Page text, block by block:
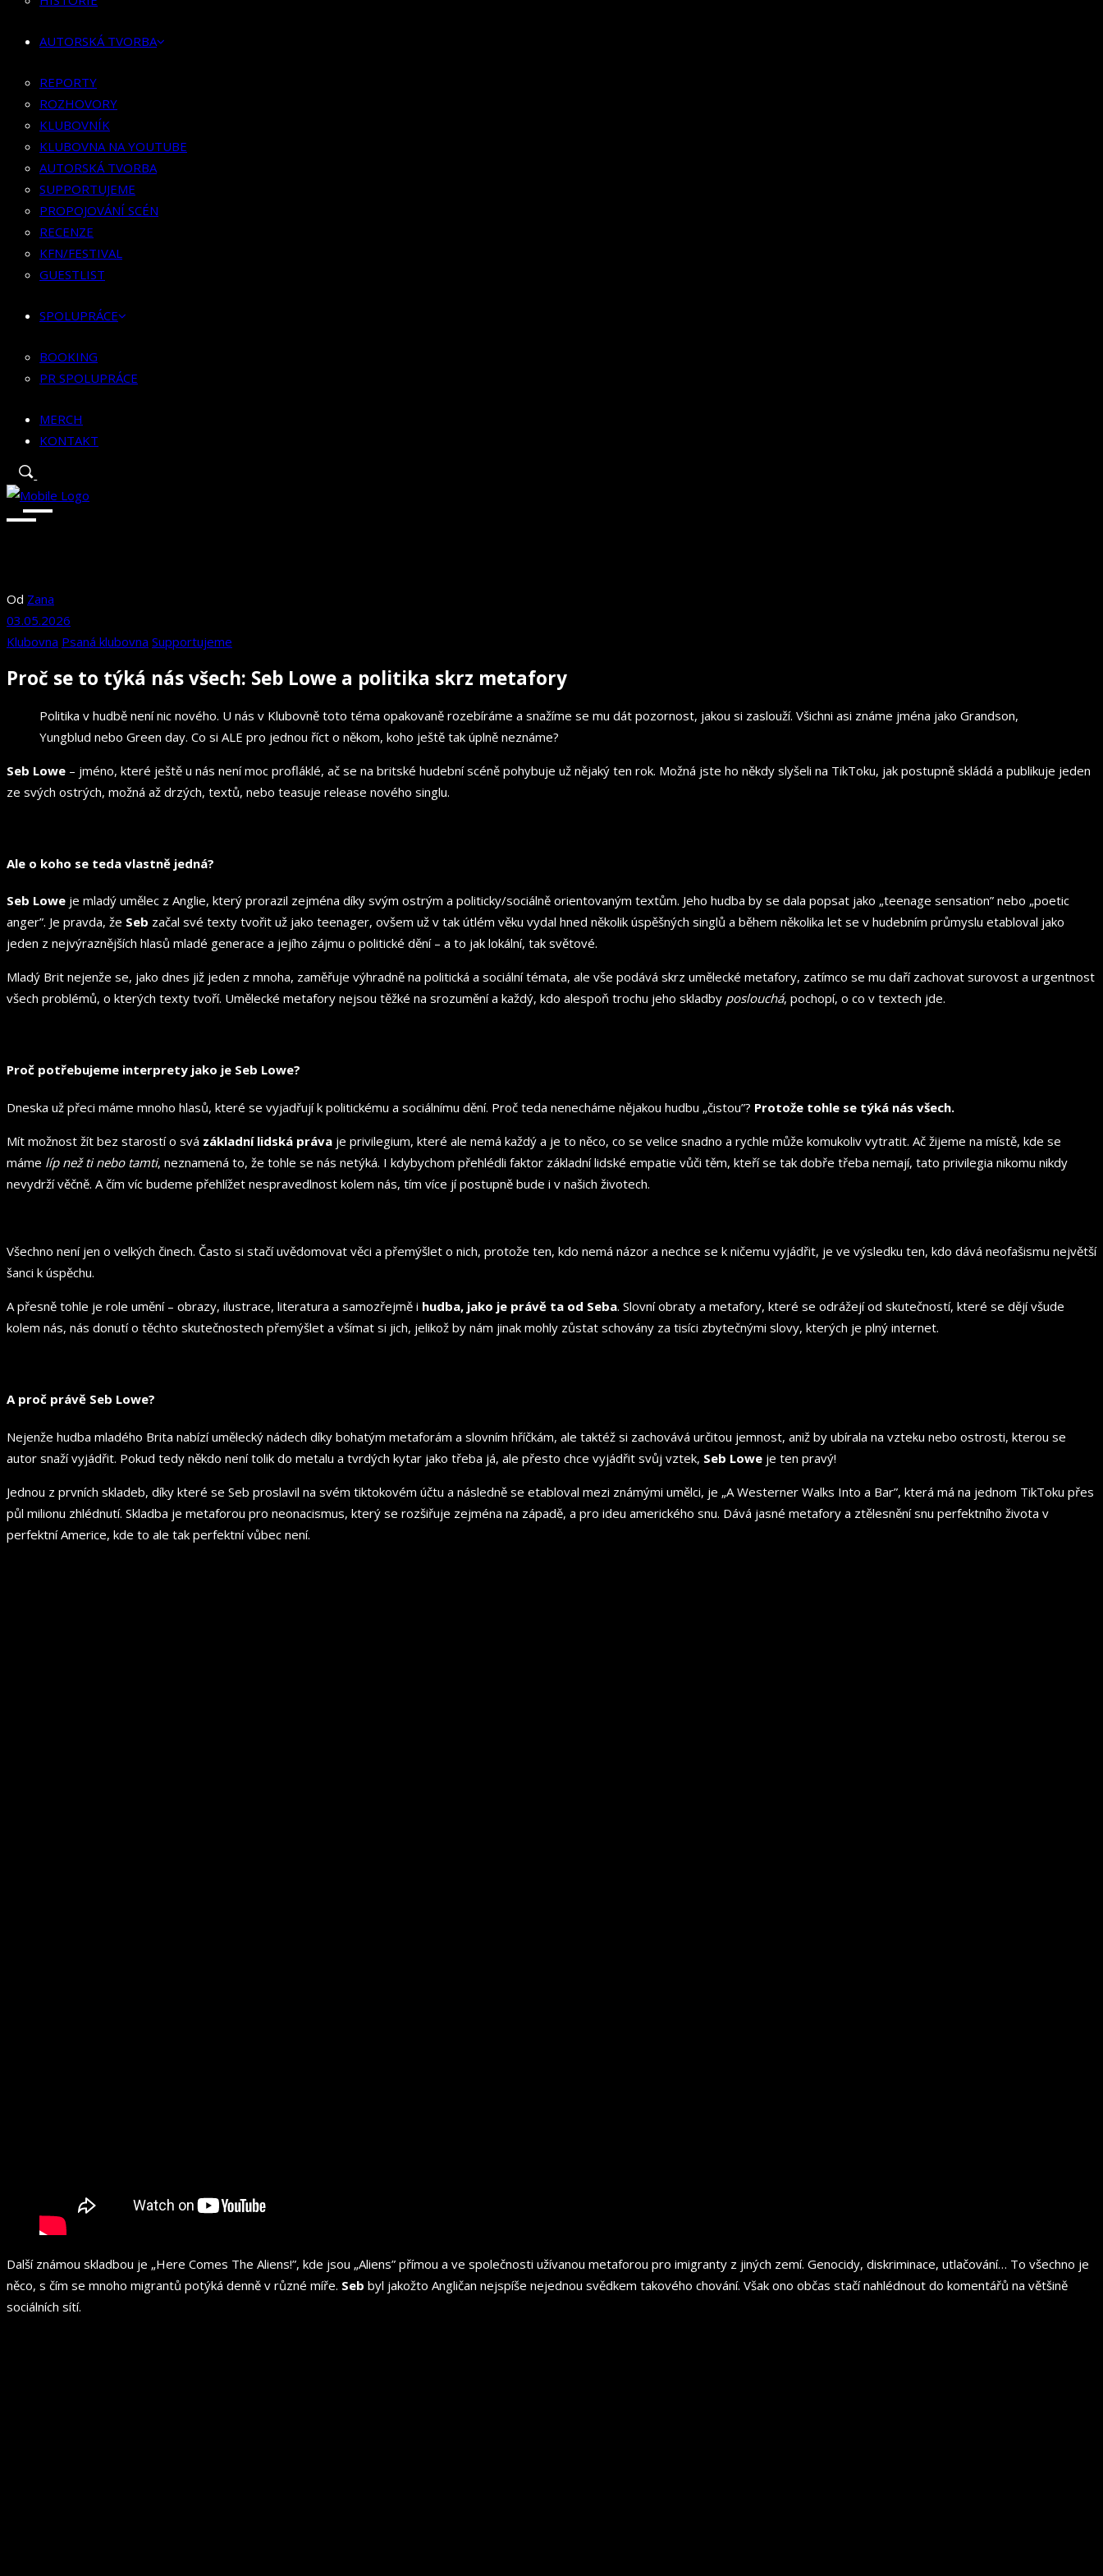
KLUBOVNA NA YOUTUBE
SUPPORTUJEME
PROPOJOVÁNÍ SCÉN
RECENZE
KFN/FESTIVAL
GUESTLIST
SPOLUPRÁCE
BOOKING
PR SPOLUPRÁCE
MERCH
AUTORSKÁ TVORBA
REPORTY
ROZHOVORY
KLUBOVNÍK
KLUBOVNA NA YOUTUBE
AUTORSKÁ TVORBA
SUPPORTUJEME
PROPOJOVÁNÍ SCÉN
RECENZE
KFN/FESTIVAL
GUESTLIST
SPOLUPRÁCE
BOOKING
PR SPOLUPRÁCE
MERCH
KONTAKT
Od Zana
03.05.2026
Klubovna Psaná klubovna Supportujeme
Proč se to týká nás všech: Seb Lowe a politika skrz metafory
Politika v hudbě není nic nového. U nás v Klubovně toto téma opakovaně rozebíráme a snažíme se mu dát pozornost, jakou si zaslouží. Všichni asi známe jména jako Grandson,
Yungblud nebo Green day. Co si ALE pro jednou říct o někom, koho ještě tak úplně neznáme?
Seb Lowe – jméno, které ještě u nás není moc profláklé, ač se na britské hudební scéně pohybuje už nějaký ten rok. Možná jste ho někdy slyšeli na TikToku, jak postupně skládá a publikuje jeden
ze svých ostrých, možná až drzých, textů, nebo teasuje release nového singlu.
Ale o koho se teda vlastně jedná?
Seb Lowe je mladý umělec z Anglie, který prorazil zejména díky svým ostrým a politicky/sociálně orientovaným textům. Jeho hudba by se dala popsat jako „teenage sensation” nebo „poetic
anger”. Je pravda, že Seb začal své texty tvořit už jako teenager, ovšem už v tak útlém věku vydal hned několik úspěšných singlů a během několika let se v hudebním průmyslu etabloval jako
jeden z nejvýraznějších hlasů mladé generace a jejího zájmu o politické dění – a to jak lokální, tak světové.
Mladý Brit nejenže se, jako dnes již jeden z mnoha, zaměřuje výhradně na politická a sociální témata, ale vše podává skrz umělecké metafory, zatímco se mu daří zachovat surovost a urgentnost
všech problémů, o kterých texty tvoří. Umělecké metafory nejsou těžké na srozumění a každý, kdo alespoň trochu jeho skladby poslouchá, pochopí, o co v textech jde.
Proč potřebujeme interprety jako je Seb Lowe?
Dneska už přeci máme mnoho hlasů, které se vyjadřují k politickému a sociálnímu dění. Proč teda nenecháme nějakou hudbu „čistou”? Protože tohle se týká nás všech.
Mít možnost žít bez starostí o svá základní lidská práva je privilegium, které ale nemá každý a je to něco, co se velice snadno a rychle může komukoliv vytratit. Ač žijeme na místě, kde se
máme líp než ti nebo tamti, neznamená to, že tohle se nás netýká. I kdybychom přehlédli faktor základní lidské empatie vůči těm, kteří se tak dobře třeba nemají, tato privilegia nikomu nikdy
nevydrží věčně. A čím víc budeme přehlížet nespravedlnost kolem nás, tím více jí postupně bude i v našich životech.
Všechno není jen o velkých činech. Často si stačí uvědomovat věci a přemýšlet o nich, protože ten, kdo nemá názor a nechce se k ničemu vyjádřit, je ve výsledku ten, kdo dává neofašismu největší
šanci k úspěchu.
A přesně tohle je role umění – obrazy, ilustrace, literatura a samozřejmě i hudba, jako je právě ta od Seba. Slovní obraty a metafory, které se odrážejí od skutečností, které se dějí všude
kolem nás, nás donutí o těchto skutečnostech přemýšlet a všímat si jich, jelikož by nám jinak mohly zůstat schovány za tisíci zbytečnými slovy, kterých je plný internet.
A proč právě Seb Lowe?
Nejenže hudba mladého Brita nabízí umělecký nádech díky bohatým metaforám a slovním hříčkám, ale taktéž si zachovává určitou jemnost, aniž by ubírala na vzteku nebo ostrosti, kterou se
autor snaží vyjádřit. Pokud tedy někdo není tolik do metalu a tvrdých kytar jako třeba já, ale přesto chce vyjádřit svůj vztek, Seb Lowe je ten pravý!
Jednou z prvních skladeb, díky které se Seb proslavil na svém tiktokovém účtu a následně se etabloval mezi známými umělci, je „A Westerner Walks Into a Bar”, která má na jednom TikToku přes
půl milionu zhlédnutí. Skladba je metaforou pro neonacismus, který se rozšiřuje zejména na západě, a pro ideu amerického snu. Dává jasné metafory a ztělesnění snu perfektního života v
perfektní Americe, kde to ale tak perfektní vůbec není.
Další známou skladbou je „Here Comes The Aliens!”, kde jsou „Aliens” přímou a ve společnosti užívanou metaforou pro imigranty z jiných zemí. Genocidy, diskriminace, utlačování… To všechno je
něco, s čím se mnoho migrantů potýká denně v různé míře. Seb byl jakožto Angličan nejspíše nejednou svědkem takového chování. Však ono občas stačí nahlédnout do komentářů na většině
sociálních sítí.